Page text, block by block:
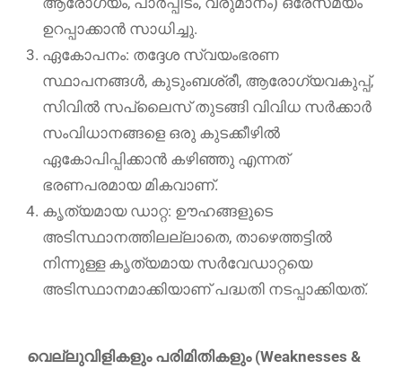
ഉറപ്പാക്കാൻ സാധിച്ചു.
ഏകോപനം: തദ്ദേശ സ്വയംഭരണ
സ്ഥാപനങ്ങൾ, കുടുംബശ്രീ, ആരോഗ്യവകുപ്പ്,
സിവിൽ സപ്ലൈസ് തുടങ്ങി വിവിധ സർക്കാർ
സംവിധാനങ്ങളെ ഒരു കുടക്കീഴിൽ
ഏകോപിപ്പിക്കാൻ കഴിഞ്ഞു എന്നത്
ഭരണപരമായ മികവാണ്.
കൃത്യമായ ഡാറ്റ: ഊഹങ്ങളുടെ
അടിസ്ഥാനത്തിലല്ലാതെ, താഴെത്തട്ടിൽ
നിന്നുള്ള കൃത്യമായ സർവേഡാറ്റയെ
അടിസ്ഥാനമാക്കിയാണ് പദ്ധതി നടപ്പാക്കിയത്.
വെല്ലുവിളികളും പരിമിതികളും (Weaknesses &